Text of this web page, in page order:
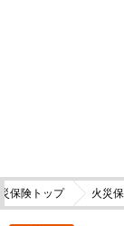
保険トップ 火災